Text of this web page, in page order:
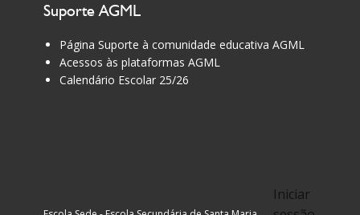
Suporte AGML
Página Suporte à comunidade educativa AGML
Acessos às plataformas AGML
Calendário Escolar 25/26
Iniciar